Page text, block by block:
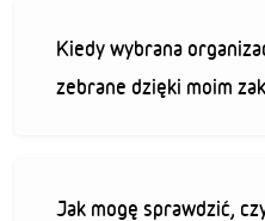
Kiedy wybrana
zebrane dzięki moim
Jak mogę sprawdzić,